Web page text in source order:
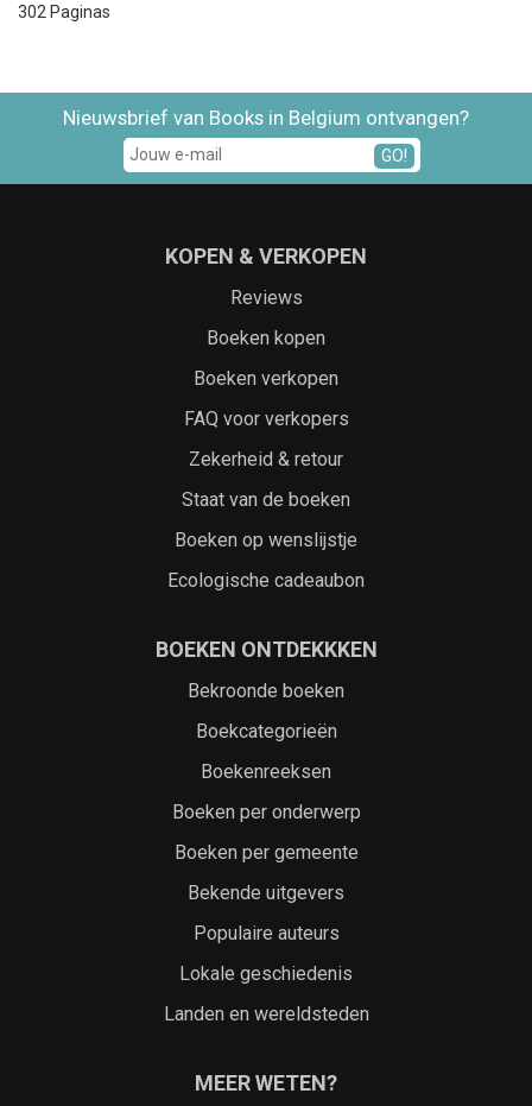
302 Paginas
Nieuwsbrief van Books in Belgium ontvangen?
GO!
KOPEN & VERKOPEN
Reviews
Boeken kopen
Boeken verkopen
FAQ voor verkopers
Zekerheid & retour
Staat van de boeken
Boeken op wenslijstje
Ecologische cadeaubon
BOEKEN ONTDEKKKEN
Bekroonde boeken
Boekcategorieën
Boekenreeksen
Boeken per onderwerp
Boeken per gemeente
Bekende uitgevers
Populaire auteurs
Lokale geschiedenis
Landen en wereldsteden
MEER WETEN?